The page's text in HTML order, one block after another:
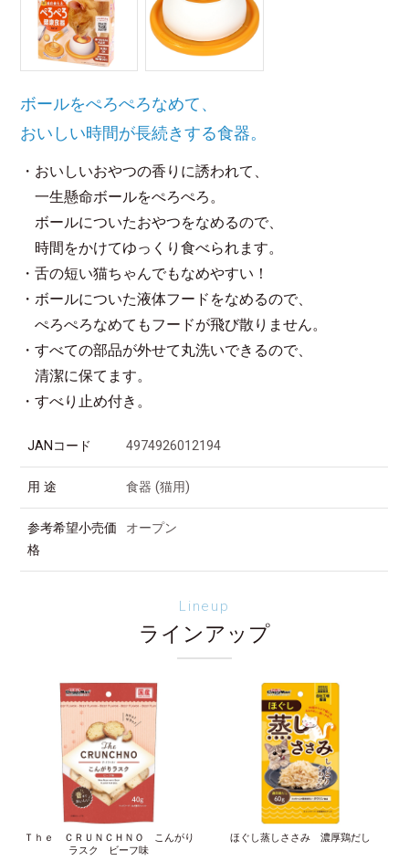
ボールをぺろぺろなめて、
おいしい時間が長続きする食器。
・おいしいおやつの香りに誘われて、
一生懸命ボールをぺろぺろ。
ボールについたおやつをなめるので、
時間をかけてゆっくり食べられます。
・舌の短い猫ちゃんでもなめやすい！
・ボールについた液体フードをなめるので、
ぺろぺろなめてもフードが飛び散りません。
・すべての部品が外せて丸洗いできるので、
清潔に保てます。
・すべり止め付き。
JANコード 4974926012194
用 途 食器 (猫用)
参考希望小売価
格
オープン
Lineup
ラインアップ
Ｔｈｅ ＣＲＵＮＣＨＮＯ こんがり
ラスク ビーフ味
ほぐし蒸しささみ 濃厚鶏だし